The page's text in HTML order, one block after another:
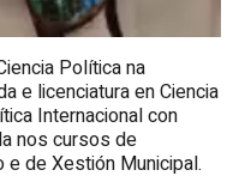
Política na
e licenciatura en Ciencia
Internacional con
nos cursos de
de Xestión Municipal.